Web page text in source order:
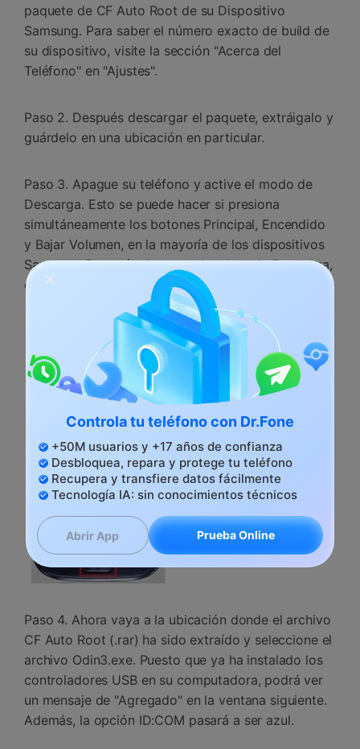
paquete de CF Auto Root de su Dispositivo
Samsung. Para saber el número exacto de build de
su dispositivo, visite la sección "Acerca del
Teléfono" en "Ajustes".
Paso 2. Después descargar el paquete, extráigalo y
guárdelo en una ubicación en particular.
Paso 3. Apague su teléfono y active el modo de
Descarga. Esto se puede hacer si presiona
simultáneamente los botones Principal, Encendido
y Bajar Volumen, en la mayoría de los dispositivos
Samsung. Después de encender el modo Descarga,
conéctelo a su sistema, usando un cable USB.
Paso 4. Ahora vaya a la ubicación donde el archivo
CF Auto Root (.rar) ha sido extraído y seleccione el
archivo Odin3.exe. Puesto que ya ha instalado los
controladores USB en su computadora, podrá ver
un mensaje de "Agregado" en la ventana siguiente.
Además, la opción ID:COM pasará a ser azul.
Controla tu teléfono con Dr.Fone
+50M usuarios y +17 años de confianza
Desbloquea, repara y protege tu teléfono
Recupera y transfiere datos fácilmente
Tecnología IA: sin conocimientos técnicos
Abrir App Prueba Online